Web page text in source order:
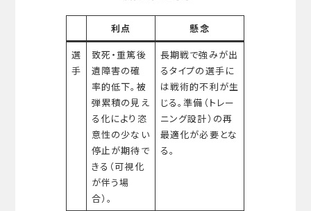
利点
懸念
選
手
致死・重篤後
遺障害の確
率的低下。被
弾累積の見え
る化により恣
意性の少ない
停止が期待で
きる（可視化
が伴う場
合）。
長期戦で強みが出
るタイプの選手に
は戦術的不利が生
じる。準備（トレー
ニング設計）の再
最適化が必要とな
る。